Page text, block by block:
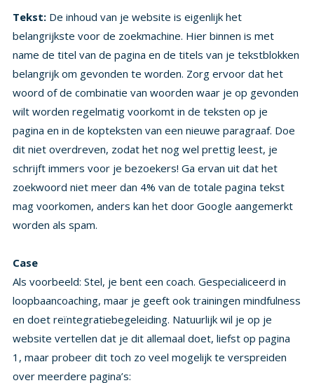
Tekst:De inhoud van je website is eigenlijk het
belangrijkste voor de zoekmachine. Hier binnen is met
name de titel van de pagina en de titels van je tekstblokken
belangrijk om gevonden te worden. Zorg ervoor dat het
woord of de combinatie van woorden waar je op gevonden
wilt worden regelmatig voorkomt in de teksten op je
pagina en in de kopteksten van een nieuwe paragraaf. Doe
dit niet overdreven, zodat het nog wel prettig leest, je
schrijft immers voor je bezoekers! Ga ervan uit dat het
zoekwoord niet meer dan 4% van de totale pagina tekst
mag voorkomen, anders kan het door Google aangemerkt
worden als spam.
Case
Als voorbeeld: Stel, je bent een coach. Gespecialiceerd in
loopbaancoaching, maar je geeft ook trainingen mindfulness
en doet reïntegratiebegeleiding. Natuurlijk wil je op je
website vertellen dat je dit allemaal doet, liefst op pagina
1, maar probeer dit toch zo veel mogelijk te verspreiden
over meerdere pagina’s: